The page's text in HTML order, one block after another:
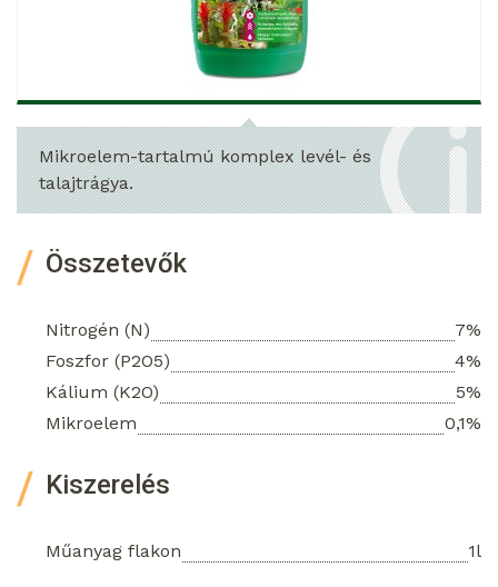
Mikroelem-tartalmú komplex levél- és
talajtrágya.
Összetevők
Nitrogén (N)
7%
Foszfor (P2O5)
4%
Kálium (K2O)
5%
Mikroelem
0,1%
Kiszerelés
Műanyag flakon 1l